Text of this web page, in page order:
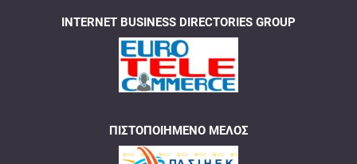
INTERNET BUSINESS DIRECTORIES GROUP
ΠΙΣΤΟΠΟΙΗΜΈΝΟ ΜΈΛΟΣ